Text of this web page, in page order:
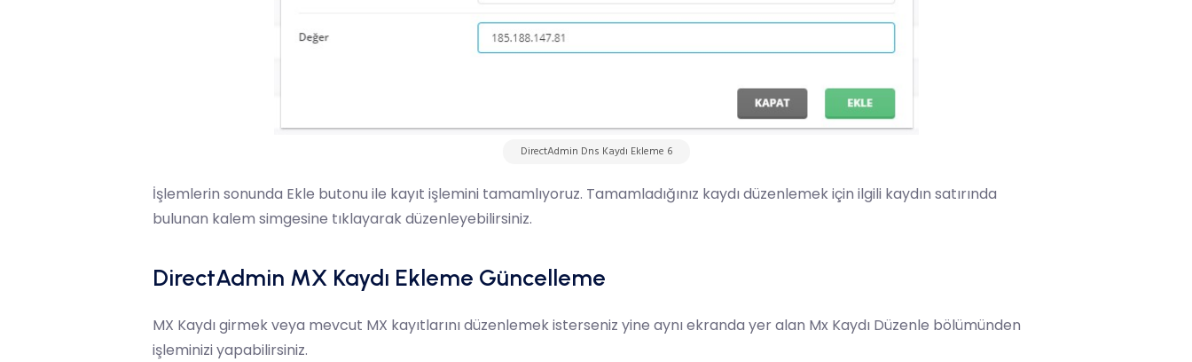
DirectAdmin Dns Kaydı Ekleme 6
İşlemlerin sonunda Ekle butonu ile kayıt işlemini tamamlıyoruz. Tamamladığınız kaydı düzenlemek için ilgili kaydın satırında
bulunan kalem simgesine tıklayarak düzenleyebilirsiniz.
DirectAdmin MX Kaydı Ekleme Güncelleme
MX Kaydı girmek veya mevcut MX kayıtlarını düzenlemek isterseniz yine aynı ekranda yer alan Mx Kaydı Düzenle bölümünden
işleminizi yapabilirsiniz.